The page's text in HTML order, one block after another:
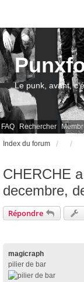
FAQ Rechercher
Le punk, avant,
Index du forum
CHERCHE
decembre,
Répondre
magicraph
pilier de bar